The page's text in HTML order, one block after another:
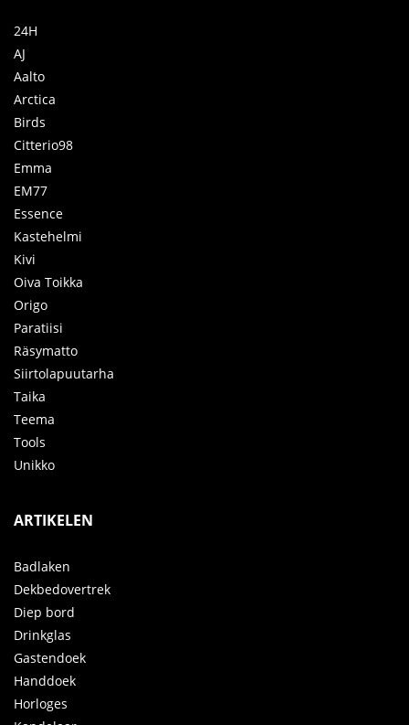
24H
AJ
Aalto
Arctica
Birds
Citterio98
Emma
EM77
Essence
Kastehelmi
Kivi
Oiva Toikka
Origo
Paratiisi
Räsymatto
Siirtolapuutarha
Taika
Teema
Tools
Unikko
ARTIKELEN
Badlaken
Dekbedovertrek
Diep bord
Drinkglas
Gastendoek
Handdoek
Horloges